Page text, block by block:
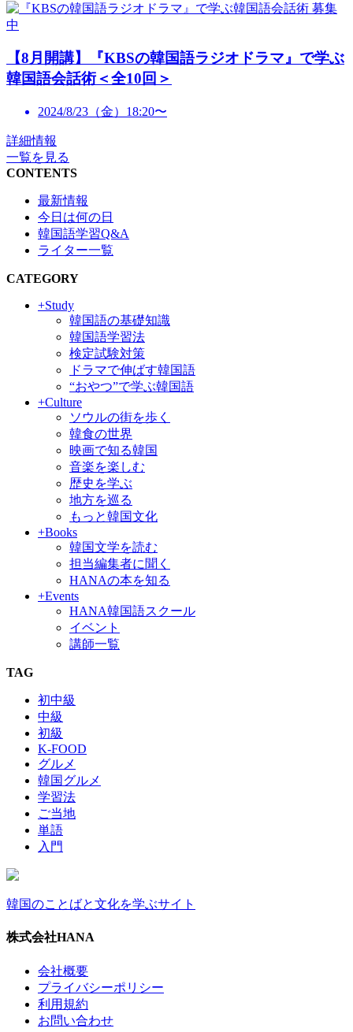
募集
中
【8月開講】『KBSの韓国語ラジオドラマ』で学ぶ
韓国語会話術＜全10回＞
2024/8/23（金）18:20〜
詳細情報
一覧を見る
CONTENTS
最新情報
今日は何の日
韓国語学習Q&A
ライター一覧
CATEGORY
+Study
韓国語の基礎知識
韓国語学習法
検定試験対策
ドラマで伸ばす韓国語
“おやつ”で学ぶ韓国語
+Culture
ソウルの街を歩く
韓食の世界
映画で知る韓国
音楽を楽しむ
歴史を学ぶ
地方を巡る
もっと韓国文化
+Books
韓国文学を読む
担当編集者に聞く
HANAの本を知る
+Events
HANA韓国語スクール
イベント
講師一覧
TAG
初中級
中級
初級
K-FOOD
グルメ
韓国グルメ
学習法
ご当地
単語
入門
韓国のことばと文化を学ぶサイト
株式会社HANA
会社概要
プライバシーポリシー
利用規約
お問い合わせ